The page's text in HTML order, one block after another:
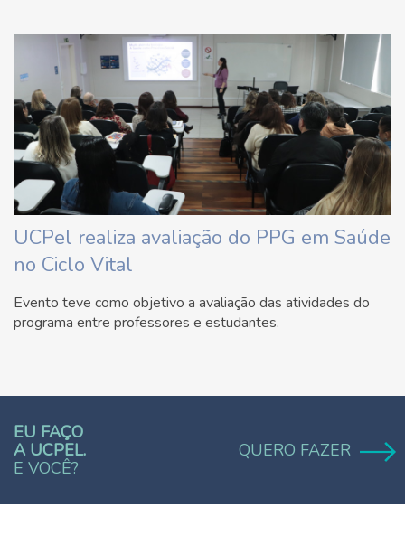
UCPel realiza avaliação do PPG em Saúde
no Ciclo Vital
Evento teve como objetivo a avaliação das atividades do
programa entre professores e estudantes.
EU FAÇO
A UCPEL.
E VOCÊ?
QUERO FAZER